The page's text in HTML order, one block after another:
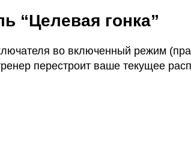
“Целевая гонка”
во включенный режим
перестроит ваше текущее